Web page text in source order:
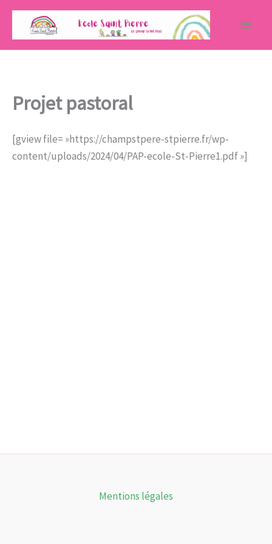
Aller
contenu
Projet pastoral
[gview file= »https://champstpere-stpierre.fr/wp-
content/uploads/2024/04/PAP-ecole-St-Pierre1.pdf »]
Mentions légales